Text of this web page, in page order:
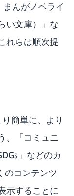
んがノベライ
い文庫）」な
れらは順次提
簡単に、より
、「コミュニ
」などのカ
のコンテンツ
示することに